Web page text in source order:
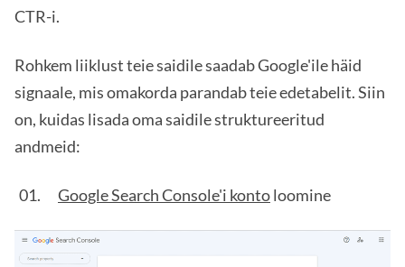
CTR-i.
Rohkem liiklust teie saidile saadab Google'ile häid
signaale, mis omakorda parandab teie edetabelit. Siin
on, kuidas lisada oma saidile struktureeritud
andmeid:
Google Search Console'i kontoloomine